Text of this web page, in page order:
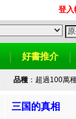
登入
好書推介
品種：超過100萬
三国的真相